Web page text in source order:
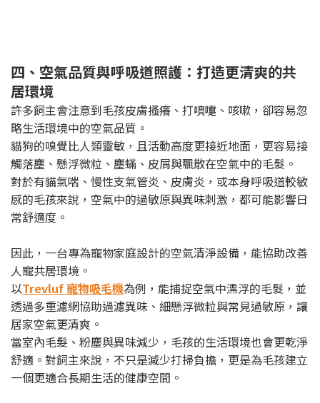
四、空氣品質與呼吸道照護：打造更清爽的共
居環境
許多飼主會注意到毛孩皮膚搔癢、打噴嚏、咳嗽，卻容易忽
略生活環境中的空氣品質。
貓狗的嗅覺比人類靈敏，且活動高度更接近地面，更容易接
觸落塵、懸浮微粒、塵蟎、皮屑與飄散在空氣中的毛髮。
對於有貓氣喘、慢性支氣管炎、皮膚炎，或本身呼吸道較敏
感的毛孩來說，空氣中的過敏原與異味刺激，都可能影響日
常舒適度。
因此，一台專為寵物家庭設計的空氣清淨設備，能協助改善
人寵共居環境。
以Trevluf 寵物吸毛機為例，能捕捉空氣中漂浮的毛髮，並
透過多重濾網協助過濾異味、細懸浮微粒與常見過敏原，讓
居家空氣更清爽。
當室內毛髮、粉塵與異味減少，毛孩的生活環境也會更乾淨
舒適。對飼主來說，不只是減少打掃負擔，更是為毛孩建立
一個更適合長期生活的健康空間。